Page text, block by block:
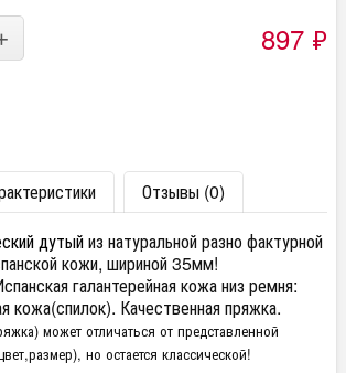
897 ₽
Отзывы (0)
дутыйиз натуральной разно фактурной
кожи, шириной 35мм!
галантерейная кожа низ ремня:
кожа(спилок). Качественная пряжка.
может отличаться от представленной
но остается классической!